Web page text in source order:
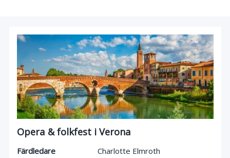
Opera & folkfest i Verona
Färdledare
Charlotte Elmroth